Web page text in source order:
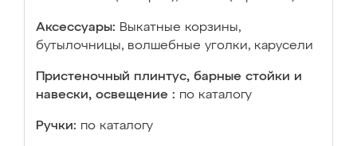
Аксессуары: Выкатные корзины,
бутылочницы, волшебные уголки, карусели
Пристеночный плинтус, барные стойки и
навески, освещение : по каталогу
Ручки: по каталогу